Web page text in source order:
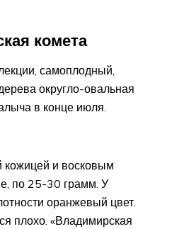
комета
самоплодный,
округло-овальная
в конце июля.
и восковым
по 25-30 грамм. У
оранжевый цвет.
плохо. «Владимирская